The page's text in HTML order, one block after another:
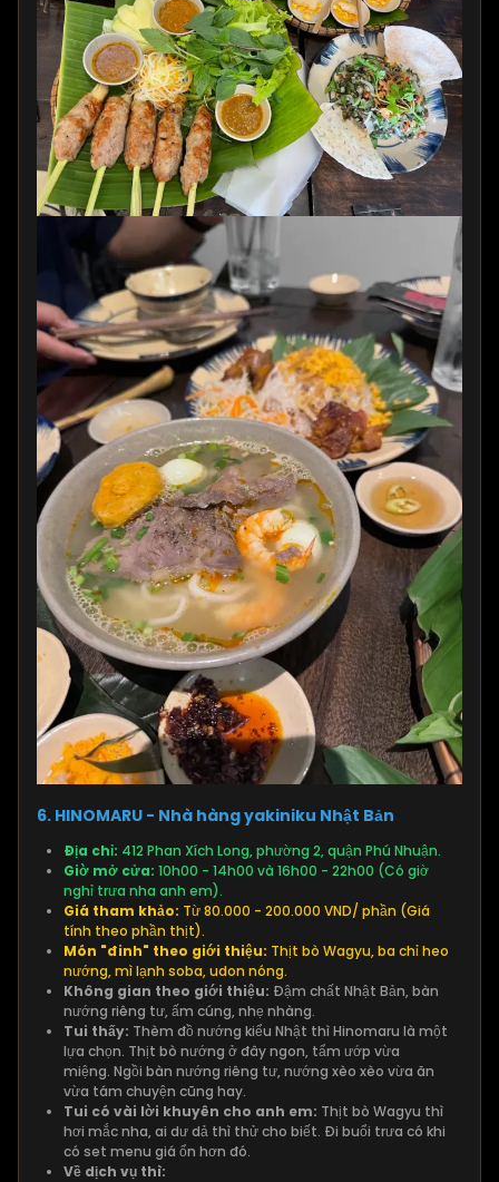
6. HINOMARU - Nhà hàng yakiniku Nhật Bản
Địa chỉ: 412 Phan Xích Long, phường 2, quận Phú Nhuận.
Giờ mở cửa: 10h00 - 14h00 và 16h00 - 22h00 (Có giờ
nghỉ trưa nha anh em).
Giá tham khảo: Từ 80.000 - 200.000 VND/ phần (Giá
tính theo phần thịt).
Món "đinh" theo giới thiệu: Thịt bò Wagyu, ba chỉ heo
nướng, mì lạnh soba, udon nóng.
Không gian theo giới thiệu: Đậm chất Nhật Bản, bàn
nướng riêng tư, ấm cúng, nhẹ nhàng.
Tui thấy: Thèm đồ nướng kiểu Nhật thì Hinomaru là một
lựa chọn. Thịt bò nướng ở đây ngon, tẩm ướp vừa
miệng. Ngồi bàn nướng riêng tư, nướng xèo xèo vừa ăn
vừa tám chuyện cũng hay.
Tui có vài lời khuyên cho anh em: Thịt bò Wagyu thì
hơi mắc nha, ai dư dả thì thử cho biết. Đi buổi trưa có khi
có set menu giá ổn hơn đó.
Về dịch vụ thì: